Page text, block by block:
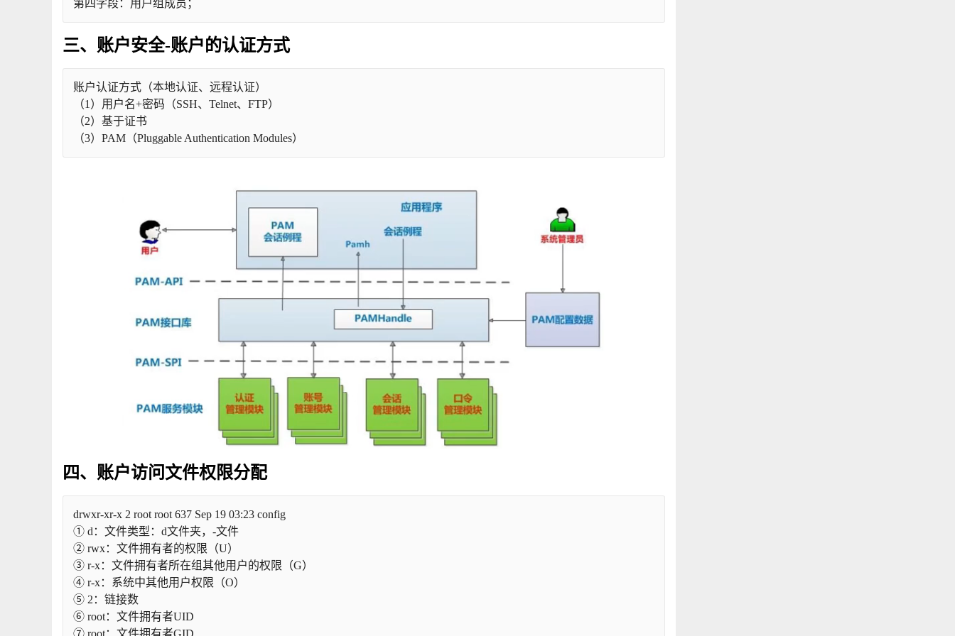
第四字段：用户组成员；
三、账户安全-账户的认证方式
账户认证方式（本地认证、远程认证）
（1）用户名+密码（SSH、Telnet、FTP）
（2）基于证书
（3）PAM（Pluggable Authentication Modules）
四、账户访问文件权限分配
drwxr-xr-x 2 root root 637 Sep 19 03:23 config
① d：文件类型：d文件夹，-文件
② rwx：文件拥有者的权限（U）
③ r-x：文件拥有者所在组其他用户的权限（G）
④ r-x：系统中其他用户权限（O）
⑤ 2：链接数
⑥ root：文件拥有者UID
⑦ root：文件拥有者GID